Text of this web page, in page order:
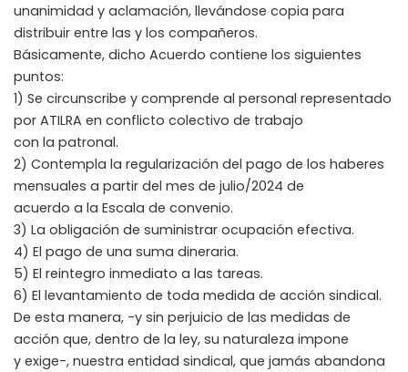
unanimidad y aclamación, llevándose copia para
distribuir entre las y los compañeros.
Básicamente, dicho Acuerdo contiene los siguientes
puntos:
1) Se circunscribe y comprende al personal representado
por ATILRA en conflicto colectivo de trabajo
con la patronal.
2) Contempla la regularización del pago de los haberes
mensuales a partir del mes de julio/2024 de
acuerdo a la Escala de convenio.
3) La obligación de suministrar ocupación efectiva.
4) El pago de una suma dineraria.
5) El reintegro inmediato a las tareas.
6) El levantamiento de toda medida de acción sindical.
De esta manera, -y sin perjuicio de las medidas de
acción que, dentro de la ley, su naturaleza impone
y exige-, nuestra entidad sindical, que jamás abandona